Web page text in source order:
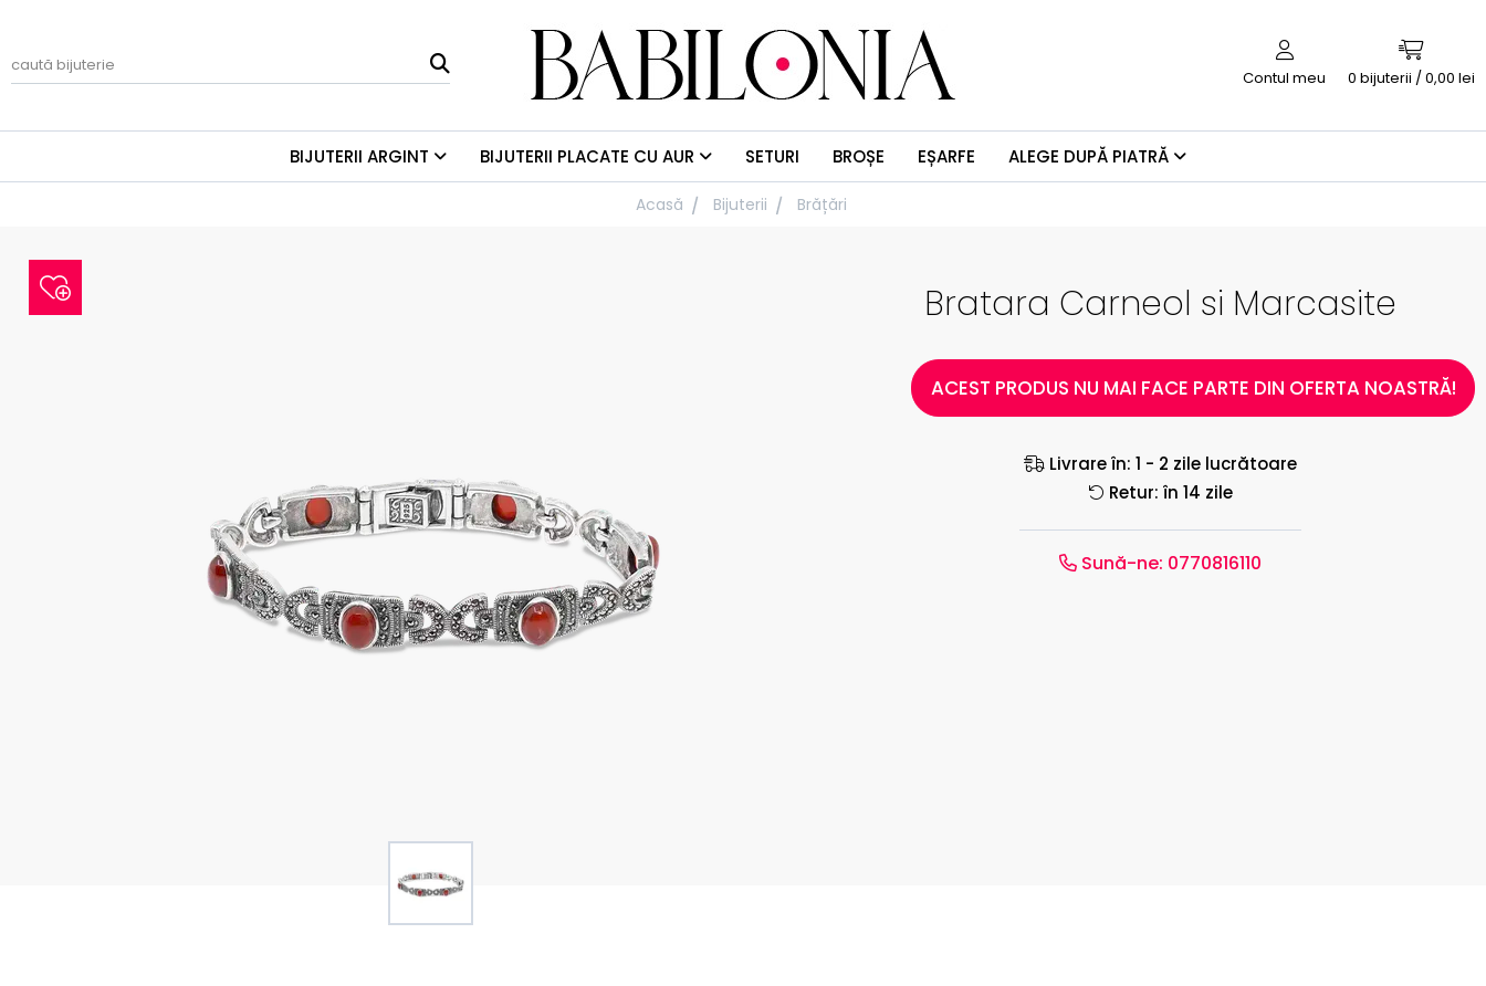
Contul meu 0 bijuterii / 0,00 lei
BIJUTERII ARGINT BIJUTERII PLACATE CU AUR SETURI BROȘE EȘARFE ALEGE DUPĂ PIATRĂ
Acasă Bijuterii Brățări
Bratara Carneol si Marcasite
ACEST PRODUS NU MAI FACE PARTE DIN OFERTA NOASTRĂ!
Livrare în: 1 - 2 zile lucrătoare
Retur: în 14 zile
Sună-ne: 0770816110